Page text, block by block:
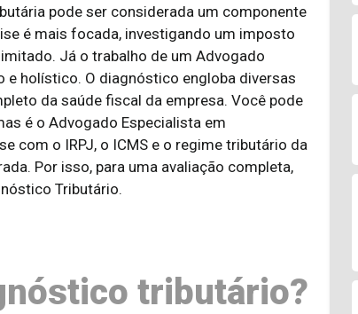
pode ser considerada um componente
é mais focada, investigando um imposto
Já o trabalho de um Advogado
e holístico. O diagnóstico engloba diversas
da saúde fiscal da empresa. Você pode
é o Advogado Especialista em
com o IRPJ, o ICMS e o regime tributário da
Por isso, para uma avaliação completa,
Tributário.
tributário?